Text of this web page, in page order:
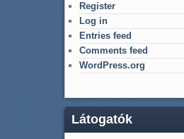
Register
Log in
Entries feed
Comments feed
WordPress.org
Látogatók